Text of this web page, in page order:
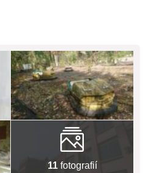
11fotografií